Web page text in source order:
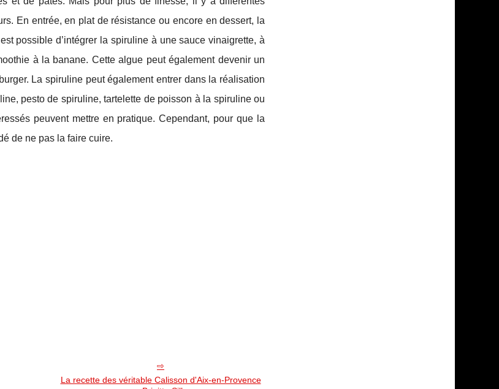
En entrée, en plat de résistance ou encore en dessert, la
possible d’intégrer la spiruline à une sauce vinaigrette, à
à la banane. Cette algue peut également devenir un
La spiruline peut également entrer dans la réalisation
pesto de spiruline, tartelette de poisson à la spiruline ou
peuvent mettre en pratique. Cependant, pour que la
de ne pas la faire cuire.
La recette des véritable Calisson d'Aix-en-Provence